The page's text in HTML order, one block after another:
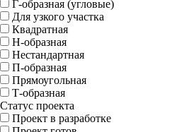
Г-образная (угловые)
Для узкого участка
Квадратная
Н-образная
Нестандартная
П-образная
Прямоугольная
Т-образная
Статус проекта
Проект в разработке